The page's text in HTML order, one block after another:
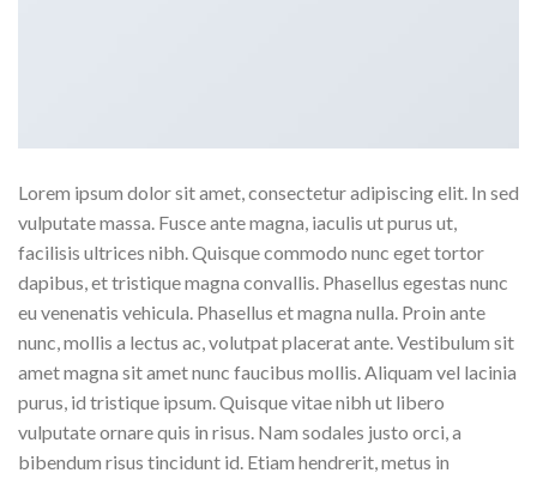
Lorem ipsum dolor sit amet, consectetur adipiscing elit. In sed
vulputate massa. Fusce ante magna, iaculis ut purus ut,
facilisis ultrices nibh. Quisque commodo nunc eget tortor
dapibus, et tristique magna convallis. Phasellus egestas nunc
eu venenatis vehicula. Phasellus et magna nulla. Proin ante
nunc, mollis a lectus ac, volutpat placerat ante. Vestibulum sit
amet magna sit amet nunc faucibus mollis. Aliquam vel lacinia
purus, id tristique ipsum. Quisque vitae nibh ut libero
vulputate ornare quis in risus. Nam sodales justo orci, a
bibendum risus tincidunt id. Etiam hendrerit, metus in